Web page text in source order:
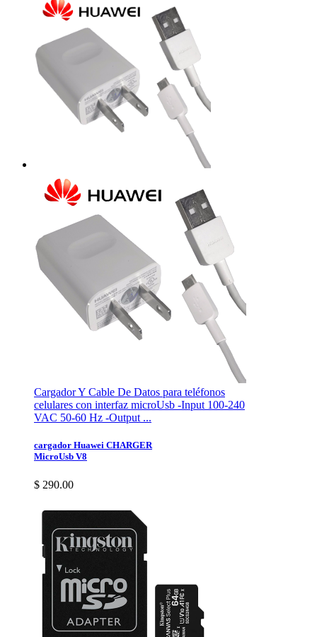
Cargador Y Cable De Datos para teléfonos
celulares con interfaz microUsb -Input 100-240
VAC 50-60 Hz -Output ...
cargador Huawei CHARGER
MicroUsb V8
$ 290.00